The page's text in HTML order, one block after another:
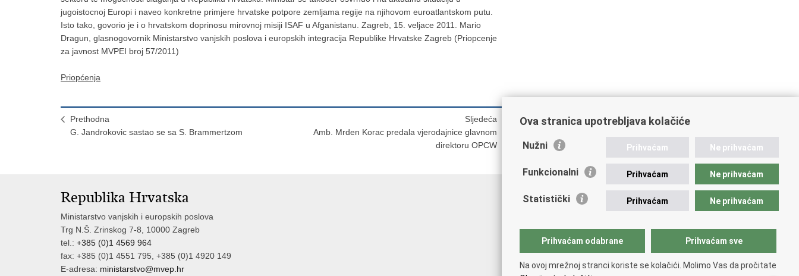
jugoistocnoj Europi i naveo konkretne primjere hrvatske potpore zemljama regije na njihovom euroatlantskom putu.
Isto tako, govorio je i o hrvatskom doprinosu mirovnoj misiji ISAF u Afganistanu. Zagreb, 15. veljace 2011. Mario
Dragun, glasnogovornik Ministarstvo vanjskih poslova i europskih integracija Republike Hrvatske Zagreb (Priopcenje
za javnost MVPEI broj 57/2011)
Priopćenja
Prethodna
G. Jandrokovic sastao se sa S. Brammertzom
Sljedeća
Amb. Mrden Korac predala vjerodajnice glavnom
direktoru OPCW
Republika Hrvatska
Ministarstvo vanjskih i europskih poslova
Trg N.Š. Zrinskog 7-8, 10000 Zagreb
tel.: +385 (0)1 4569 964
fax: +385 (0)1 4551 795, +385 (0)1 4920 149
E-adresa: ministarstvo@mvep.hr
Ova stranica upotrebljava kolačiće
Nužni Prihvaćam Ne prihvaćam
Funkcionalni Prihvaćam Ne prihvaćam
Statistički Prihvaćam Ne prihvaćam
Prihvaćam odabrane Prihvaćam sve
Na ovoj mrežnoj stranci koriste se kolačići. Molimo Vas da pročitate